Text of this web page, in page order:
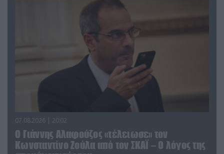
07.08.2026 | 20:02
Ο Γιάννης Αλαφούζος «τέλειωσε» τον
Κωνσταντίνο Ζούλα από τον ΣΚΑΪ – Ο λόγος της